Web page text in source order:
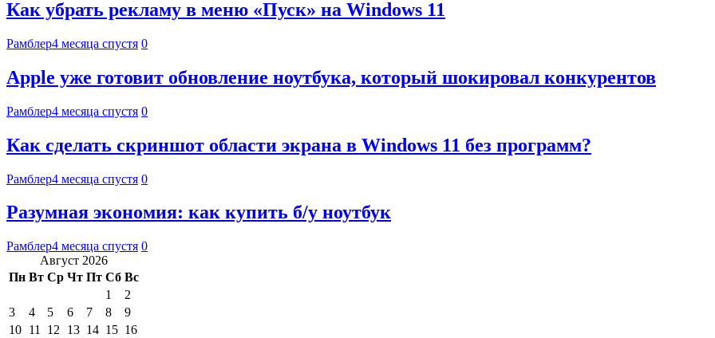
Как убрать рекламу в меню «Пуск» на Windows 11
Рамблер4 месяца спустя 0
Apple уже готовит обновление ноутбука, который шокировал конкурентов
Рамблер4 месяца спустя 0
Как сделать скриншот области экрана в Windows 11 без программ?
Рамблер4 месяца спустя 0
Разумная экономия: как купить б/у ноутбук
Рамблер4 месяца спустя 0
Август 2026
Пн Вт Ср Чт Пт Сб Вс
1
2
3
4 5 6 7 8
9
10 11 12 13 14 15 16